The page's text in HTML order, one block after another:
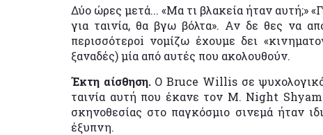
Δύο ώρες μετά... «Μα τι βλακεία ήταν αυτή;»
για ταινία, θα βγω βόλτα». Αν δε θες να
περισσότεροi νομίζω έχουμε δει
ξαναδές) μία από αυτές που ακολουθούν.
Έκτη αίσθηση.Ο Βruce Willis σε ψυχολογικό
ταινία αυτή που έκανε τον M. Night
σκηνοθεσίας στο παγκόσμιο σινεμά ήταν
έξυπνη.